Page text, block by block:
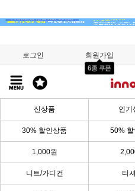
로그인 회원가입
6종 쿠폰
신상품 인기
30% 할인상품 50% 할
1,000원
니트/가디건 티